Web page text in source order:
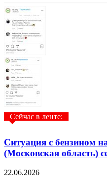
Сейчас в ленте:
Ситуация с бензином
(Московская область)
22.06.2026